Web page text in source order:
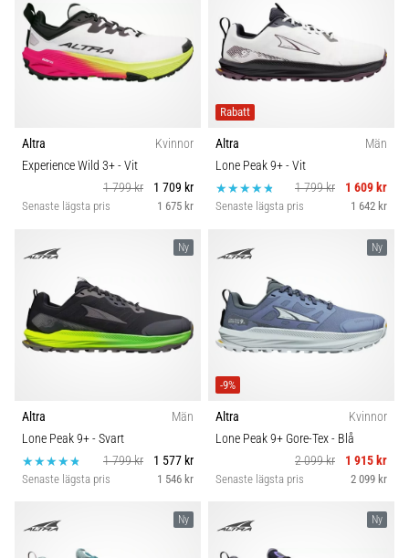
Altra
Kvinnor
Experience Wild 3+- Vit
1 799 kr
1 709 kr
Senaste lägsta pris 1 675 kr
Rabatt
Altra
Män
Lone Peak 9+- Vit
1 799 kr
1 609 kr
Senaste lägsta pris 1 642 kr
Ny
Altra
Män
Lone Peak 9+- Svart
1 799 kr
1 577 kr
Senaste lägsta pris 1 546 kr
Ny
-9%
Altra
Kvinnor
Lone Peak 9+ Gore-Tex- Blå
2 099 kr
1 915 kr
Senaste lägsta pris 2 099 kr
Ny Ny